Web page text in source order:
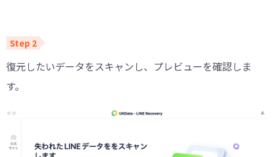
復元したいデータをスキャンし、プレビューを確認しま
す。